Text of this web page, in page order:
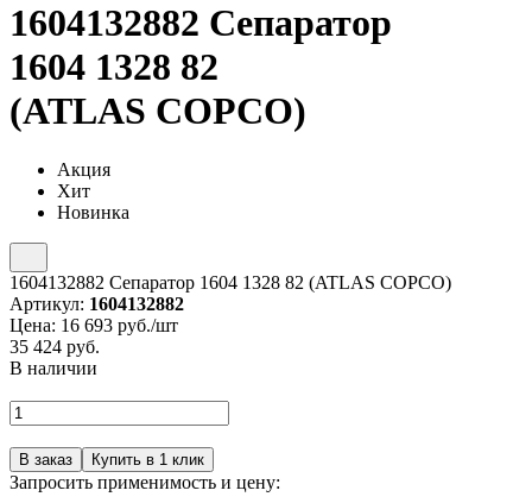
1604132882 Сепаратор
1604 1328 82
(ATLAS COPCO)
Акция
Хит
Новинка
1604132882 Сепаратор 1604 1328 82 (ATLAS COPCO)
Артикул: 1604132882
Цена: 16 693 руб./шт
35 424 руб.
В наличии
Запросить применимость и цену: